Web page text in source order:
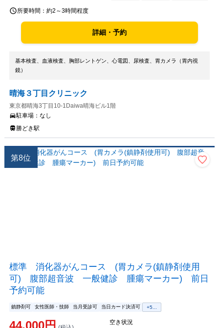
所要時間： 約2～3時間程度
詳細・予約
基本検査、血液検査、胸部レントゲン、心電図、尿検査、胃カメラ（胃内視
鏡）
晴海３丁目クリニック
東京都晴海3丁目10-1Daiwa晴海ビル1階
駐車場： なし
勝どき駅
第8位
標準 消化器がんコース (胃カメラ(鎮静剤使用
可) 腹部超音波 一般健診 腫瘍マーカー) 前日
予約可能
鎮静剤可 女性医師・技師 当月受診可 当日カード決済可 +5...
空き状況